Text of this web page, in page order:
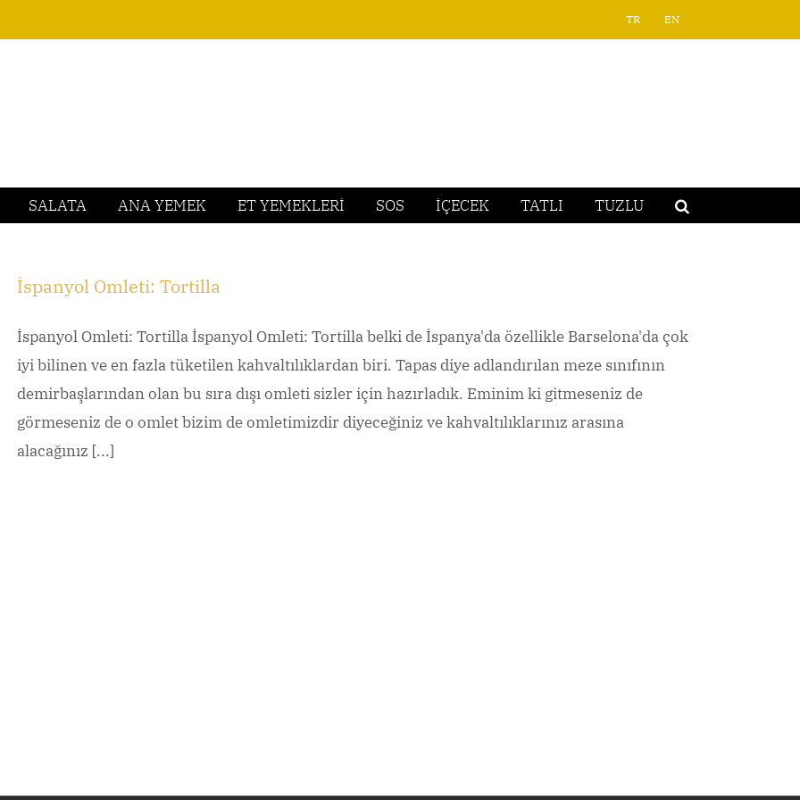
TR EN
SALATA ANA YEMEK ET YEMEKLERİ SOS İÇECEK TATLI TUZLU
İspanyol Omleti: Tortilla
İspanyol Omleti: Tortilla İspanyol Omleti: Tortilla belki de İspanya'da özellikle Barselona'da çok
iyi bilinen ve en fazla tüketilen kahvaltılıklardan biri. Tapas diye adlandırılan meze sınıfının
demirbaşlarından olan bu sıra dışı omleti sizler için hazırladık. Eminim ki gitmeseniz de
görmeseniz de o omlet bizim de omletimizdir diyeceğiniz ve kahvaltılıklarınız arasına
alacağınız [...]